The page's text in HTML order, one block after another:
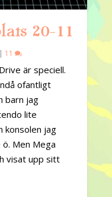
20-11
| 11
är speciell.
ofantligt
barn jag
lite
konsolen jag
Men Mega
visat upp sitt